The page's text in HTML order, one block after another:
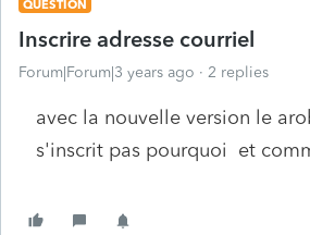
QUESTION
Inscrire adresse courriel
Forum|Forum|3 years ago 2 replies
avec la nouvelle version le
s'inscrit pas pourquoi et